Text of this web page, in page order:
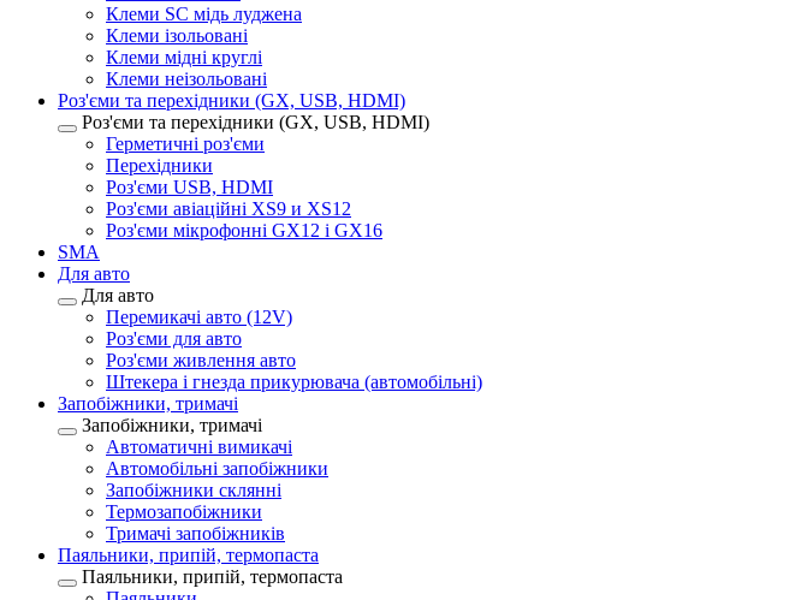
Клеми SC мідь луджена
Клеми ізольовані
Клеми мідні круглі
Клеми неізольовані
Роз'єми та перехідники (GX, USB, HDMI)
Роз'єми та перехідники (GX, USB, HDMI)
Герметичні роз'єми
Перехідники
Роз'єми USB, HDMI
Роз'єми авіаційні XS9 и XS12
Роз'єми мікрофонні GX12 і GX16
SMA
Для авто
Для авто
Перемикачі авто (12V)
Роз'єми для авто
Роз'єми живлення авто
Штекера і гнезда прикурювача (автомобільні)
Запобіжники, тримачі
Запобіжники, тримачі
Автоматичні вимикачі
Автомобільні запобіжники
Запобіжники склянні
Термозапобіжники
Тримачі запобіжників
Паяльники, припій, термопаста
Паяльники, припій, термопаста